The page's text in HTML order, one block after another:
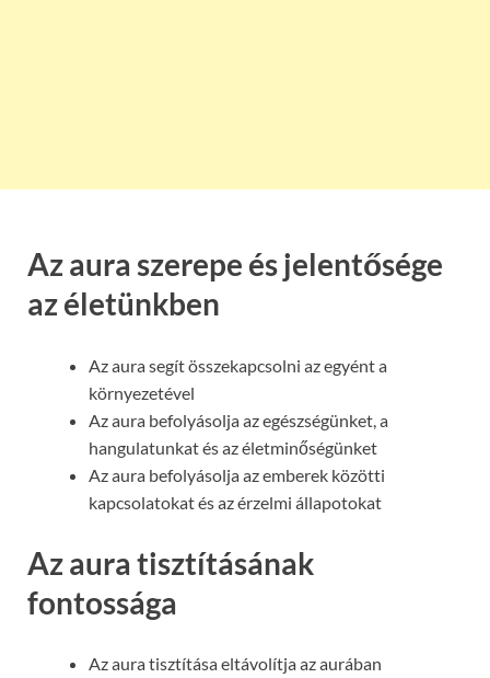
Az aura szerepe és jelentősége
az életünkben
Az aura segít összekapcsolni az egyént a
környezetével
Az aura befolyásolja az egészségünket, a
hangulatunkat és az életminőségünket
Az aura befolyásolja az emberek közötti
kapcsolatokat és az érzelmi állapotokat
Az aura tisztításának
fontossága
Az aura tisztítása eltávolítja az aurában